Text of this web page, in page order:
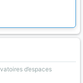
d’espaces